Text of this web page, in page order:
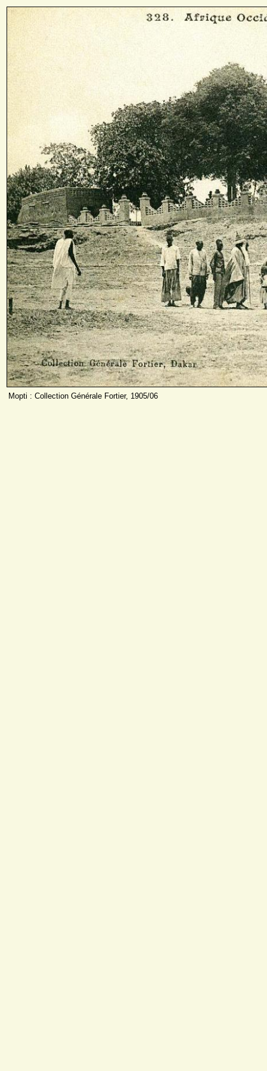
Mopti : Collection Générale Fortier, 1905/06